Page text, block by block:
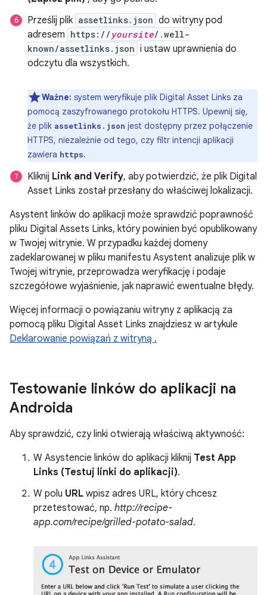
Prześlij plik assetlinks.json do witryny pod
adresem https:// yoursite/.well-
known/assetlinks.json i ustaw uprawnienia do
odczytu dla wszystkich.
Ważne: system weryfikuje plik Digital Asset Links za
pomocą zaszyfrowanego protokołu HTTPS. Upewnij się,
że plik assetlinks.json jest dostępny przez połączenie
HTTPS, niezależnie od tego, czy filtr intencji aplikacji
zawiera https.
Kliknij Link and Verify, aby potwierdzić, że plik Digital
Asset Links został przesłany do właściwej lokalizacji.
Asystent linków do aplikacji może sprawdzić poprawność
pliku Digital Assets Links, który powinien być opublikowany
w Twojej witrynie. W przypadku każdej domeny
zadeklarowanej w pliku manifestu Asystent analizuje plik w
Twojej witrynie, przeprowadza weryfikację i podaje
szczegółowe wyjaśnienie, jak naprawić ewentualne błędy.
Więcej informacji o powiązaniu witryny z aplikacją za
pomocą pliku Digital Asset Links znajdziesz w artykule
Deklarowanie powiązań z witryną .
Testowanie linków do aplikacji na
Androida
Aby sprawdzić, czy linki otwierają właściwą aktywność:
W Asystencie linków do aplikacji kliknij Test App
Links (Testuj linki do aplikacji).
W polu URL wpisz adres URL, który chcesz
przetestować, np. http://recipe-
app.com/recipe/grilled-potato-salad.